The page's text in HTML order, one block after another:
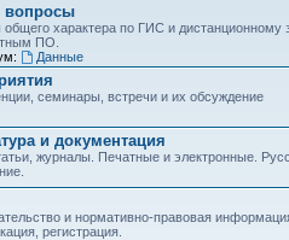
общего характера по ГИС и дистанционному
ПО.
Данные
семинары, встречи и их обсуждение
и документация
журналы. Печатные и электронные.
и нормативно-правовая
регистрация.